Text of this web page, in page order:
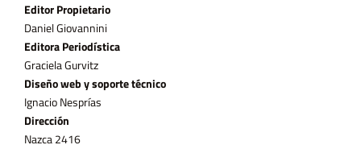
Editor Propietario
Daniel Giovannini
Editora Periodística
Graciela Gurvitz
Diseño web y soporte técnico
Ignacio Nesprías
Dirección
Nazca 2416